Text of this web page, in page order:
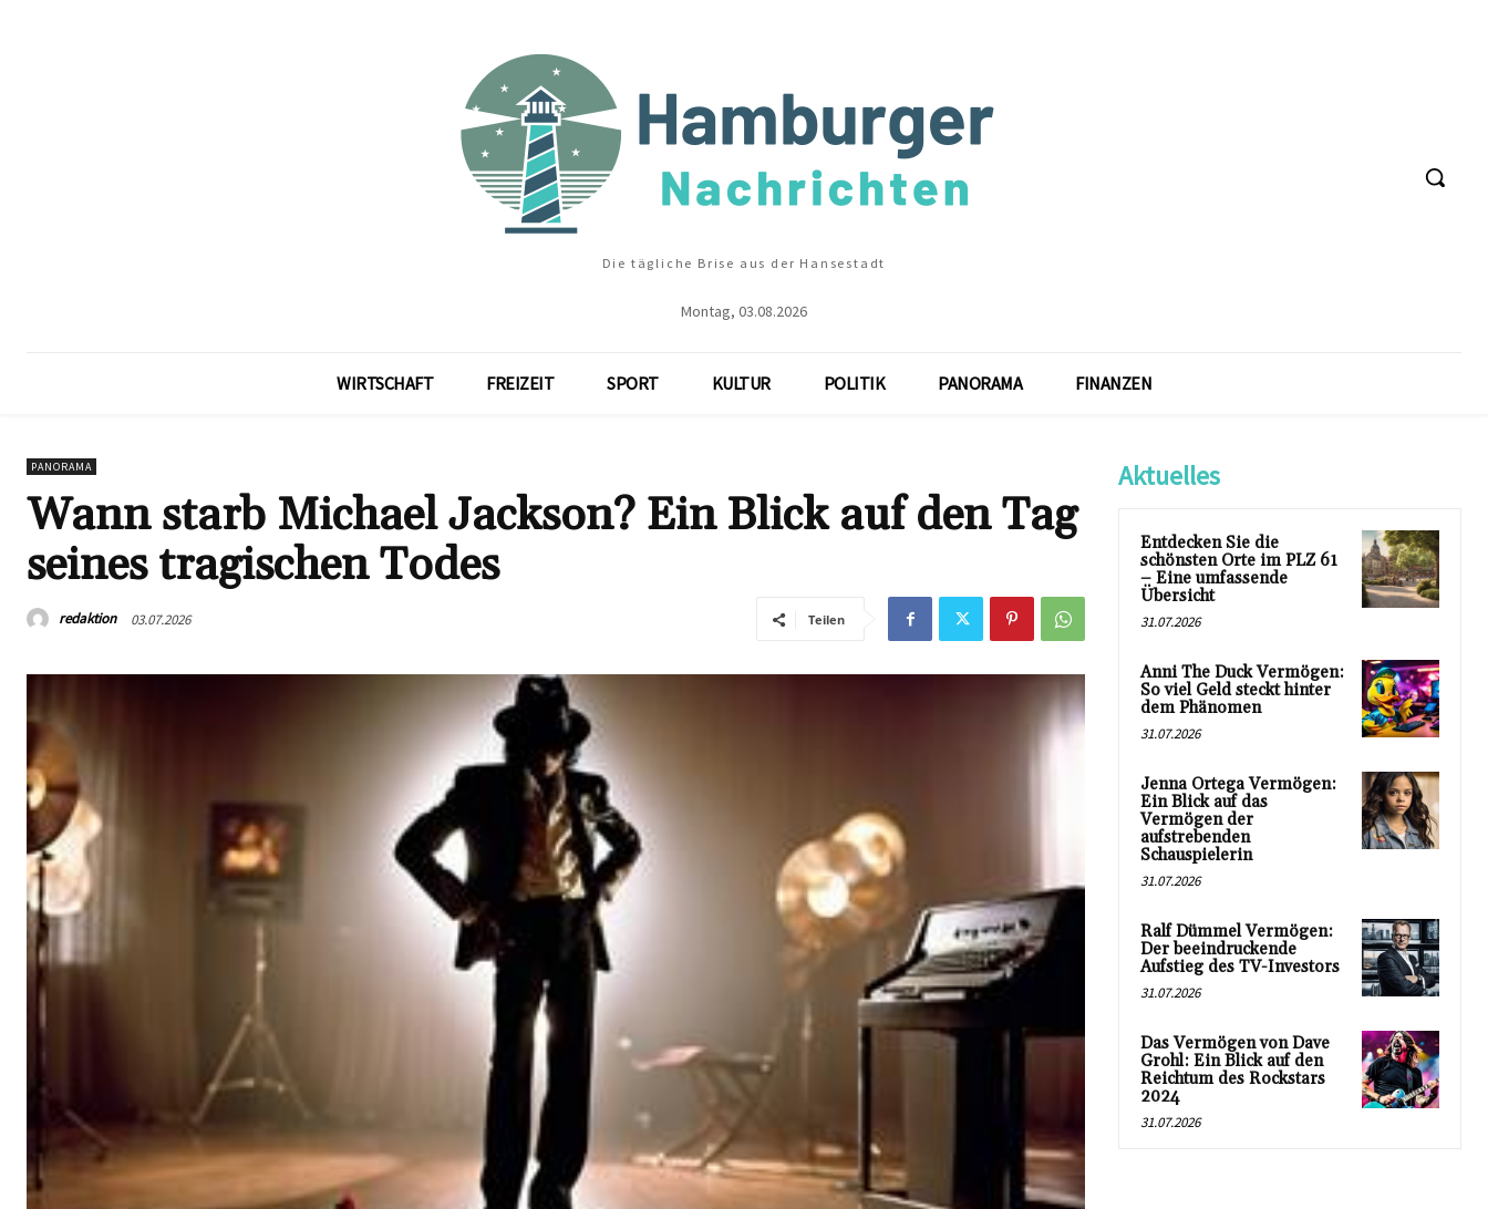
Die tägliche Brise aus der Hansestadt
Montag, 03.08.2026
WIRTSCHAFT FREIZEIT SPORT KULTUR POLITIK PANORAMA FINANZEN
PANORAMA
Wann starb Michael Jackson? Ein Blick auf den Tag
seines tragischen Todes
redaktion 03.07.2026 Teilen
Aktuelles
Entdecken Sie die
schönsten Orte im PLZ 61
– Eine umfassende
Übersicht
31.07.2026
Anni The Duck Vermögen:
So viel Geld steckt hinter
dem Phänomen
31.07.2026
Jenna Ortega Vermögen:
Ein Blick auf das
Vermögen der
aufstrebenden
Schauspielerin
31.07.2026
Ralf Dümmel Vermögen:
Der beeindruckende
Aufstieg des TV-Investors
31.07.2026
Das Vermögen von Dave
Grohl: Ein Blick auf den
Reichtum des Rockstars
2024
31.07.2026